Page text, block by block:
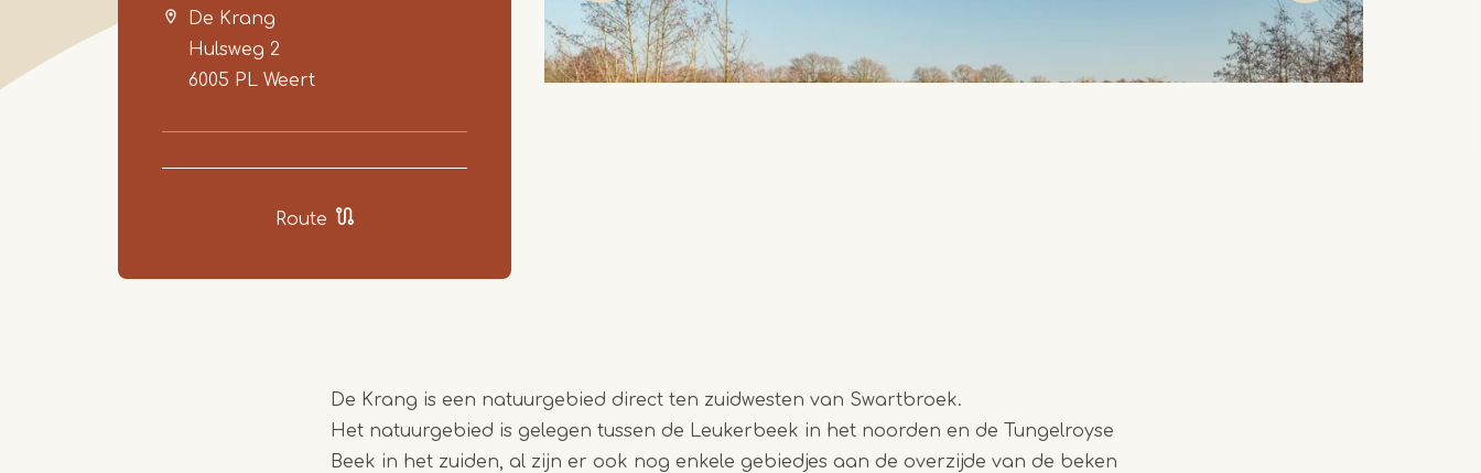
De Krang
Hulsweg 2
6005 PL Weert
Route
De Krang is een natuurgebied direct ten zuidwesten van Swartbroek.
Het natuurgebied is gelegen tussen de Leukerbeek in het noorden en de Tungelroyse
Beek in het zuiden, al zijn er ook nog enkele gebiedjes aan de overzijde van de beken